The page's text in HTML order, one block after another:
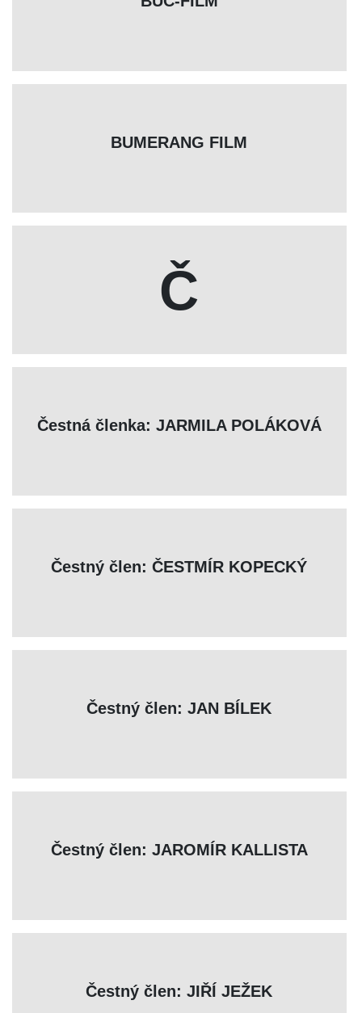
BUMERANG FILM
Č
Čestná členka: JARMILA POLÁKOVÁ
Čestný člen: ČESTMÍR KOPECKÝ
Čestný člen: JAN BÍLEK
Čestný člen: JAROMÍR KALLISTA
Čestný člen: JIŘÍ JEŽEK